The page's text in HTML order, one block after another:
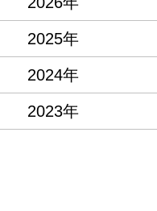
2025年
2024年
2023年